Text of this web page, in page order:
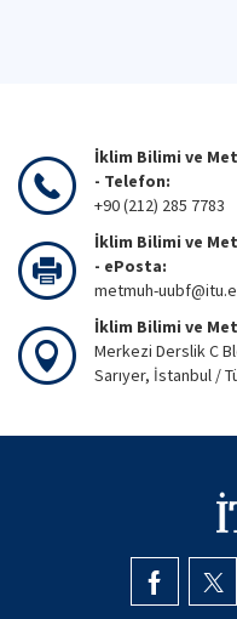
İklim Bilimi ve
- Telefon:
+90 (212) 285 7783
İklim Bilimi ve
- ePosta:
metmuh-
İklim Bilimi ve
Merkezi Derslik C
Sarıyer, İstanbul /